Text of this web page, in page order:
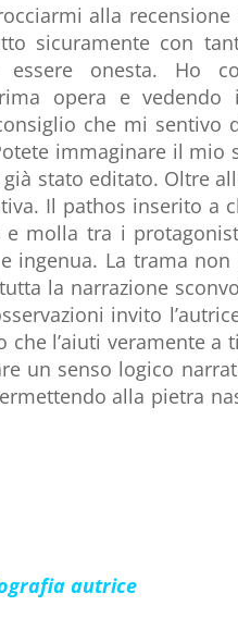
alla
sicuramente con
onesta. Ho
opera e
che mi
immaginare il mio
stato editato. Oltre
Il pathos inserito a
molla tra i
La trama non
la narrazione
invito
l’aiuti veramente a
un senso logico
alla pietra
autrice